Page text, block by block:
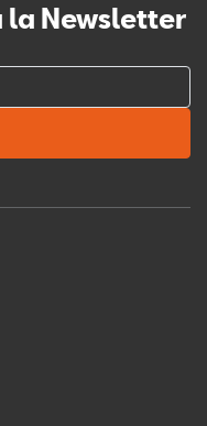
la Newsletter